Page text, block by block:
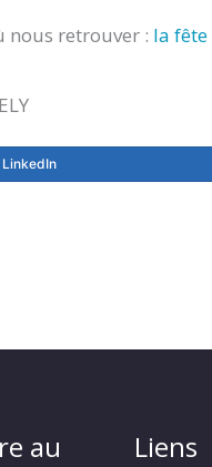
nous retrouver : la fête
LinkedIn
au
Liens